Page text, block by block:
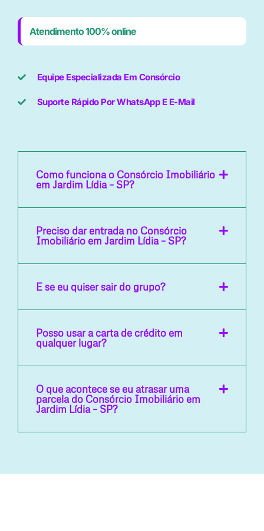
Atendimento 100% online
Equipe Especializada Em Consórcio
Suporte Rápido Por WhatsApp E E-Mail
Como funciona o Consórcio Imobiliário
em Jardim Lídia – SP?
Preciso dar entrada no Consórcio
Imobiliário em Jardim Lídia – SP?
E se eu quiser sair do grupo?
Posso usar a carta de crédito em
qualquer lugar?
O que acontece se eu atrasar uma
parcela do Consórcio Imobiliário em
Jardim Lídia – SP?